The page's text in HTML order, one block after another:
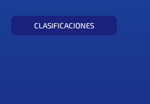
CLASIFICACIONES